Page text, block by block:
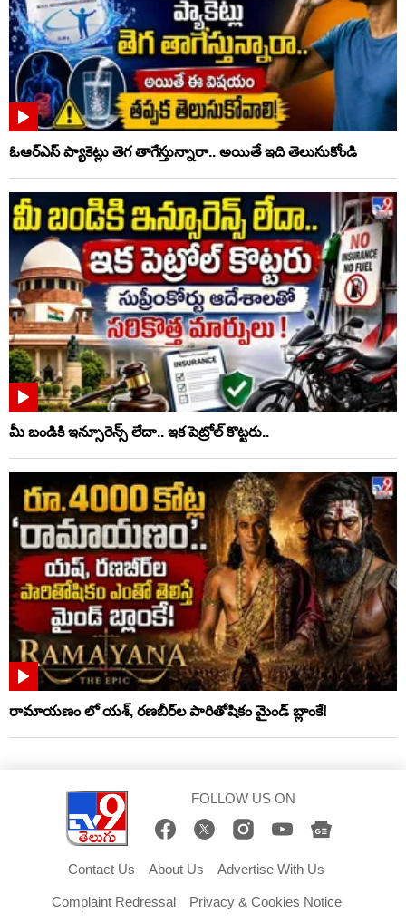
ఓఆర్‌ఎస్‌ ప్యాకెట్లు తెగ తాగేస్తున్నారా.. అయితే ఇది తెలుసుకోండి
మీ బండికి ఇన్సూరెన్స్ లేదా.. ఇక పెట్రోల్ కొట్టరు..
రామాయణం లో యశ్, రణబీర్‌ల పారితోషికం మైండ్‌ బ్లాంకే!
FOLLOW US ON
Contact Us About Us Advertise With Us
Complaint Redressal Privacy & Cookies Notice